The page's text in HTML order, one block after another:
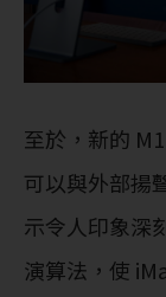
至於，新的
可以與外部揚
示令人印象深
演算法，使